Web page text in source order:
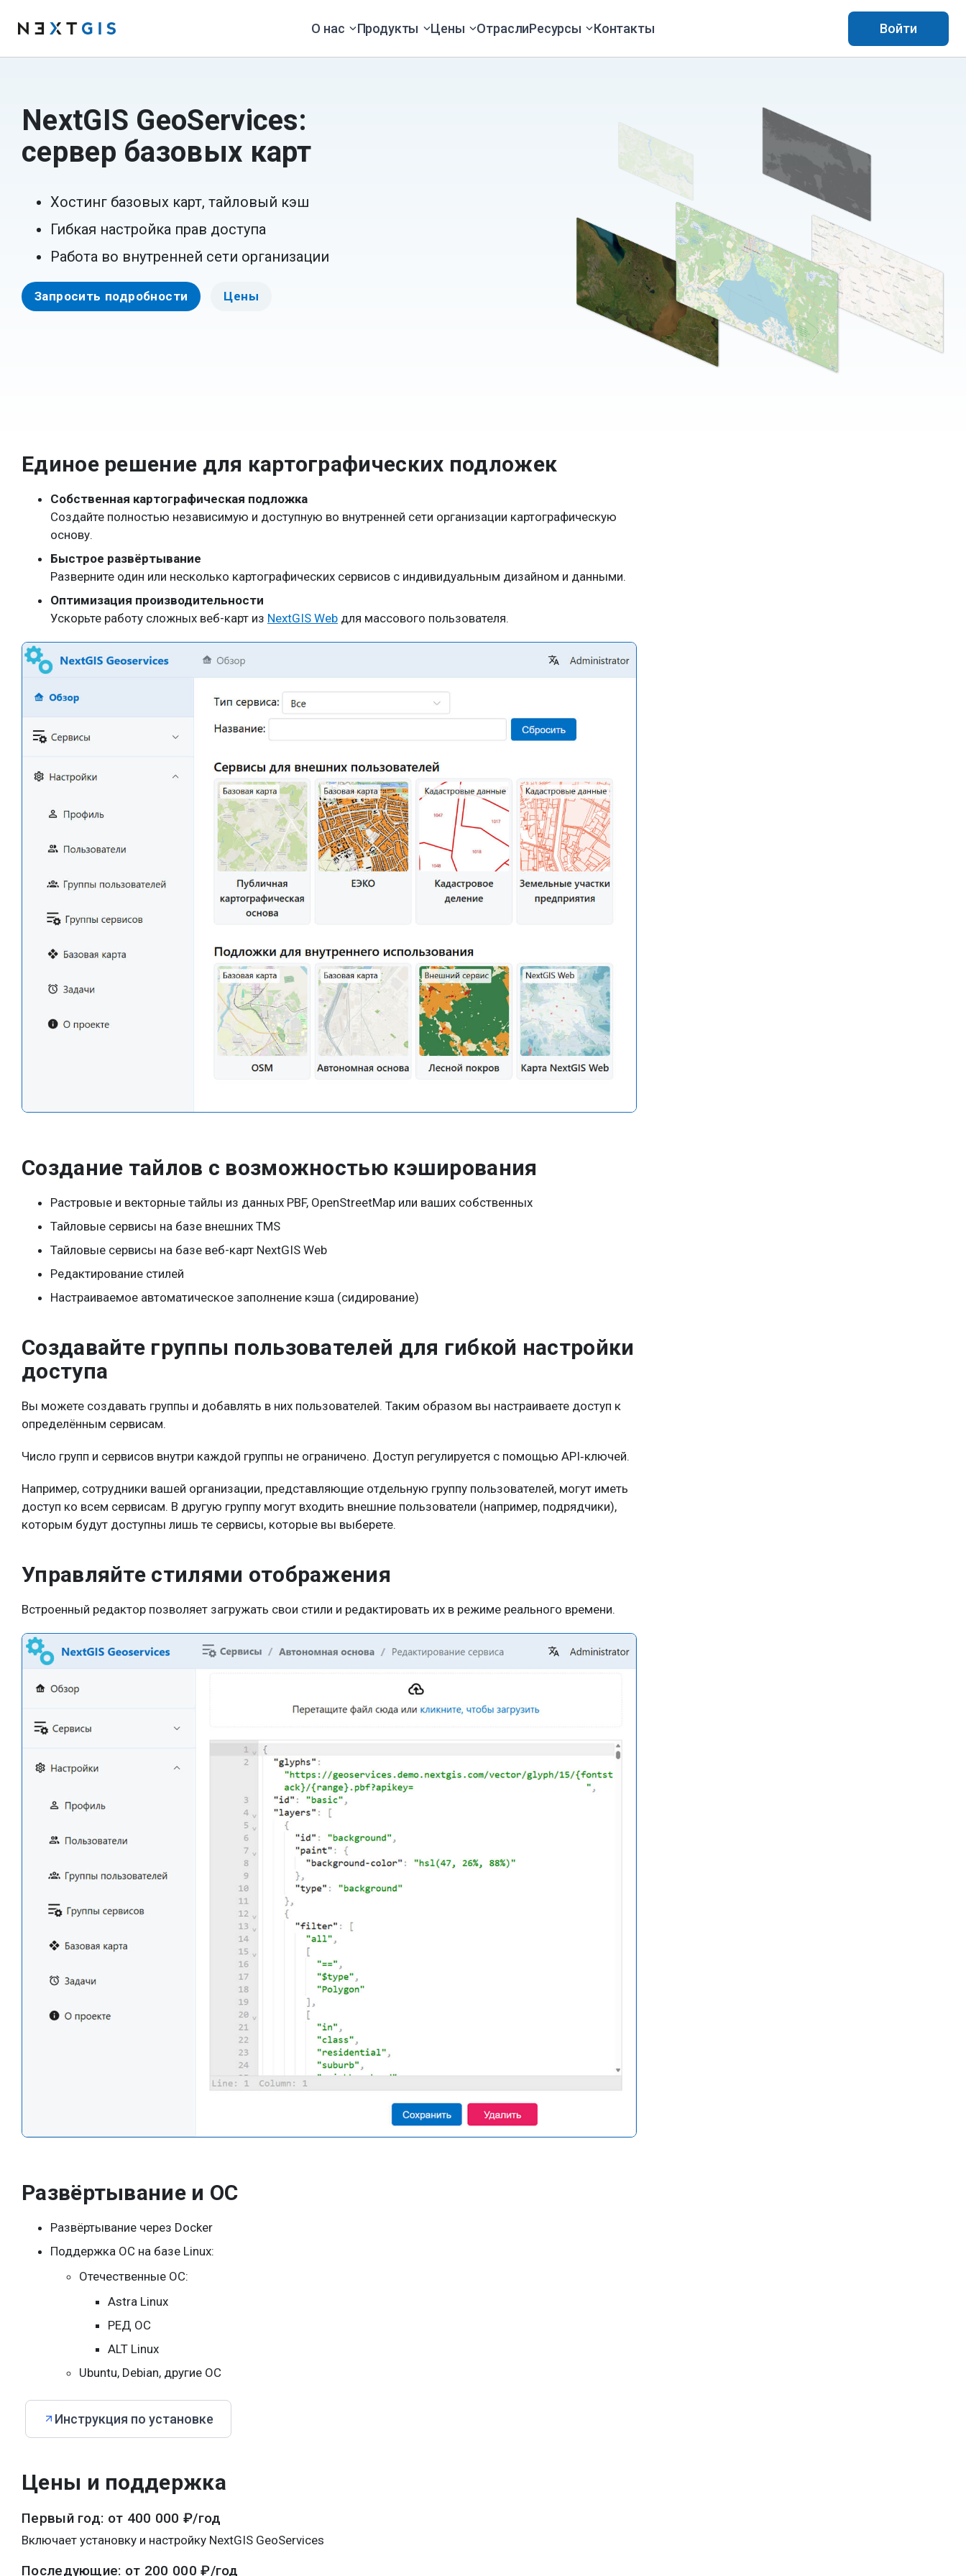
О нас Продукты Цены ОтраслиРесурсы Контакты Войти
NextGIS GeoServices:
сервер базовых карт
Хостинг базовых карт, тайловый кэш
Гибкая настройка прав доступа
Работа во внутренней сети организации
Запросить подробности Цены
Единое решение для картографических подложек
Собственная картографическая подложка
Создайте полностью независимую и доступную во внутренней сети организации картографическую
основу.
Быстрое развёртывание
Разверните один или несколько картографических сервисов с индивидуальным дизайном и данными.
Оптимизация производительности
Ускорьте работу сложных веб-карт из NextGIS Web для массового пользователя.
Создание тайлов с возможностью кэширования
Растровые и векторные тайлы из данных PBF, OpenStreetMap или ваших собственных
Тайловые сервисы на базе внешних TMS
Тайловые сервисы на базе веб-карт NextGIS Web
Редактирование стилей
Настраиваемое автоматическое заполнение кэша (сидирование)
Создавайте группы пользователей для гибкой настройки
доступа
Вы можете создавать группы и добавлять в них пользователей. Таким образом вы настраиваете доступ к
определённым сервисам.
Число групп и сервисов внутри каждой группы не ограничено. Доступ регулируется с помощью API‑ключей.
Например, сотрудники вашей организации, представляющие отдельную группу пользователей, могут иметь
доступ ко всем сервисам. В другую группу могут входить внешние пользователи (например, подрядчики),
которым будут доступны лишь те сервисы, которые вы выберете.
Управляйте стилями отображения
Встроенный редактор позволяет загружать свои стили и редактировать их в режиме реального времени.
Развёртывание и ОС
Развёртывание через Docker
Поддержка ОС на базе Linux:
Отечественные ОС:
Astra Linux
РЕД ОС
ALT Linux
Ubuntu, Debian, другие ОС
Инструкция по установке
Цены и поддержка
Первый год: от 400 000 ₽/год
Включает установку и настройку NextGIS GeoServices
Последующие: от 200 000 ₽/год